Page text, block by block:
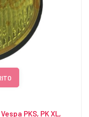
PKS, PK XL,